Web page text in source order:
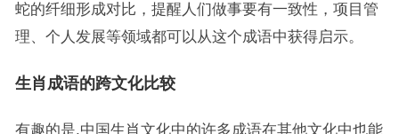
蛇的纤细形成对比，提醒人们做事要有一致性，项目管
理、个人发展等领域都可以从这个成语中获得启示。
生肖成语的跨文化比较
有趣的是,中国生肖文化中的许多成语在其他文化中也能